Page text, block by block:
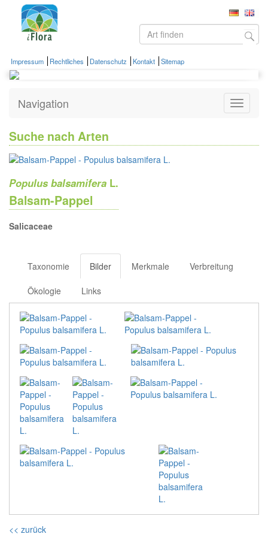
Impressum Rechtliches Datenschutz Kontakt Sitemap
Zeige
Navigation
Suche nach Arten
Populus balsamifera L.
Balsam-Pappel
Salicaceae
Taxonomie Bilder Merkmale Verbreitung
Ökologie Links
<< zurück